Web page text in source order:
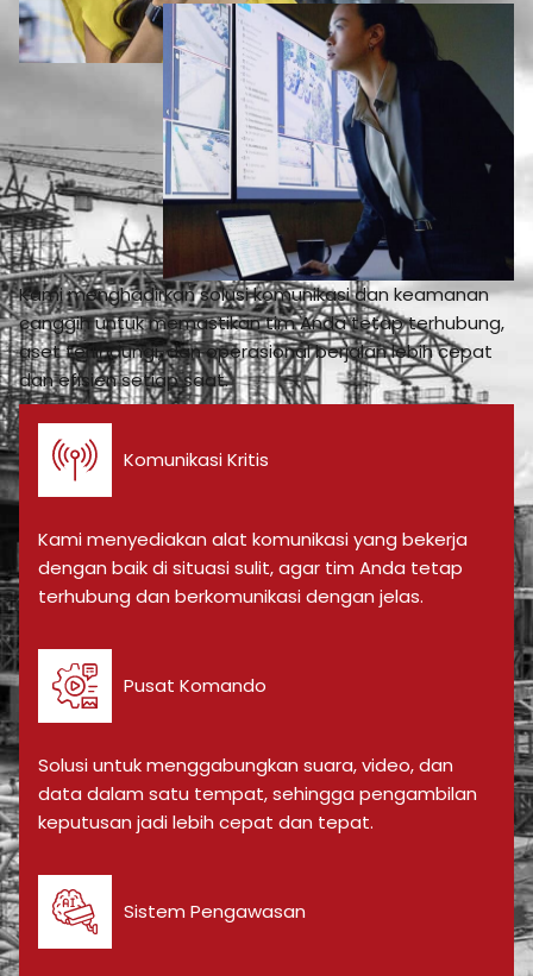
Kami menghadirkan solusi komunikasi dan keamanan
canggih untuk memastikan tim Anda tetap terhubung,
aset terlindungi, dan operasional berjalan lebih cepat
dan efisien setiap saat.
Komunikasi Kritis
Kami menyediakan alat komunikasi yang bekerja
dengan baik di situasi sulit, agar tim Anda tetap
terhubung dan berkomunikasi dengan jelas.
Pusat Komando
Solusi untuk menggabungkan suara, video, dan
data dalam satu tempat, sehingga pengambilan
keputusan jadi lebih cepat dan tepat.
Sistem Pengawasan